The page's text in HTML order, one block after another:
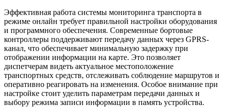
Эффективная работа системы мониторинга транспорта в
режиме онлайн требует правильной настройки оборудования
и программного обеспечения. Современные бортовые
контроллеры поддерживают передачу данных через GPRS-
канал, что обеспечивает минимальную задержку при
отображении информации на карте. Это позволяет
диспетчерам видеть актуальное местоположение
транспортных средств, отслеживать соблюдение маршрутов и
оперативно реагировать на изменения. Особое внимание при
настройке стоит уделить параметрам передачи данных и
выбору режима записи информации в память устройства.